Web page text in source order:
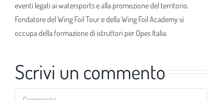
eventi legati ai watersports e alla promozione del territorio.
Fondatore del Wing Foil Tour e della Wing Foil Academy si
occupa della formazione di istruttori per Opes Italia.
Scrivi un commento
Commento